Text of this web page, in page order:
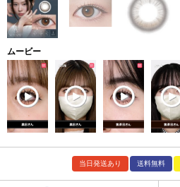
ムービー
当日発送あり 送料無料